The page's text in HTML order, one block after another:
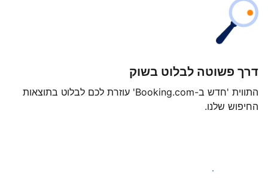
דרך פשוטה לבלוט בשוק
התווית 'חדש ב-Booking.com' עוזרת לכם לבלוט בתוצאות
החיפוש שלנו.
צאו לדרך עוד היום